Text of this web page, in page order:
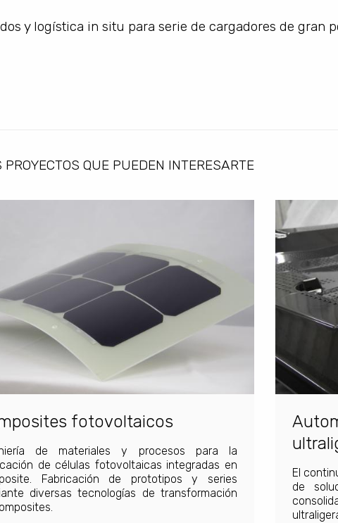
y logística in situ para serie de cargadores de gran
PROYECTOS QUE PUEDEN INTERESARTE
fotovoltaicos
de materiales y procesos para la
de células fotovoltaicas integradas en
Fabricación de prototipos y series
diversas tecnologías de transformación
El
de